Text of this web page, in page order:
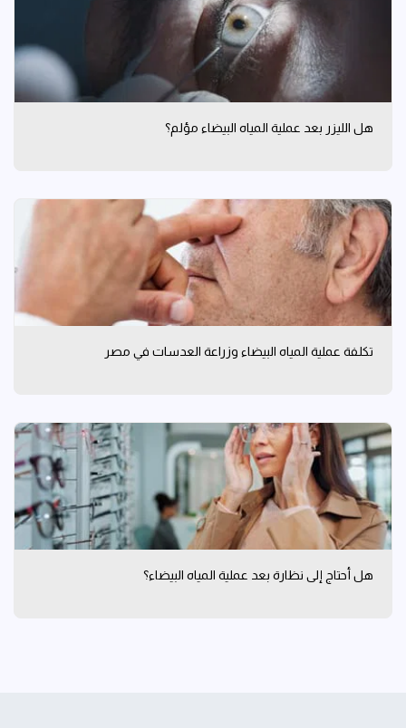
هل الليزر بعد عملية المياه البيضاء مؤلم؟
تكلفة عملية المياه البيضاء وزراعة العدسات في مصر
هل أحتاج إلى نظارة بعد عملية المياه البيضاء؟